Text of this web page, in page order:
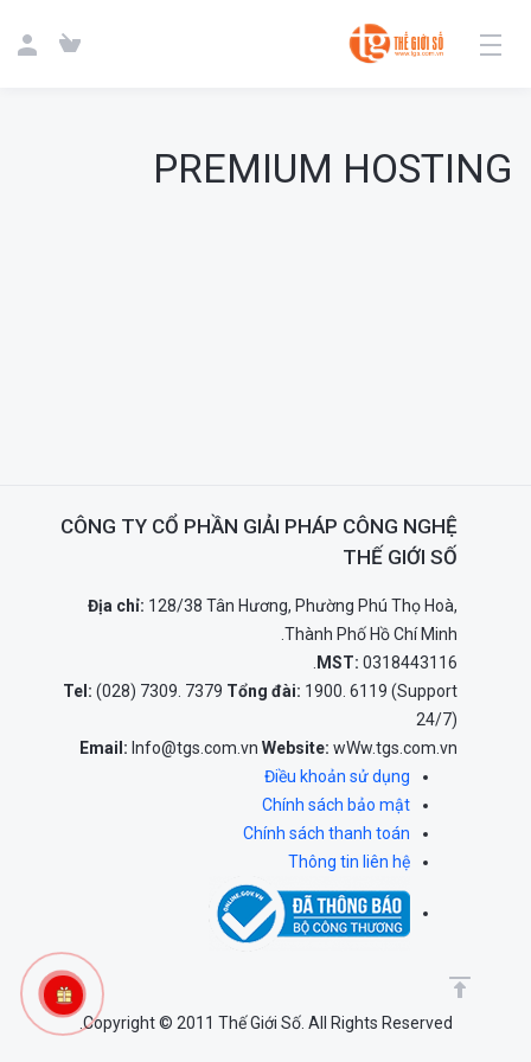
PREMIUM HOSTING
CÔNG TY CỔ PHẦN GIẢI PHÁP CÔNG NGHỆ
THẾ GIỚI SỐ
Địa chỉ: 128/38 Tân Hương, Phường Phú Thọ Hoà,
Thành Phố Hồ Chí Minh.
MST: 0318443116.
Tel: (028) 7309. 7379 Tổng đài: 1900. 6119 (Support
24/7)
Email: Info@tgs.com.vn Website: wWw.tgs.com.vn
Điều khoản sử dụng
Chính sách bảo mật
Chính sách thanh toán
Thông tin liên hệ
Copyright © 2011 Thế Giới Số. All Rights Reserved.